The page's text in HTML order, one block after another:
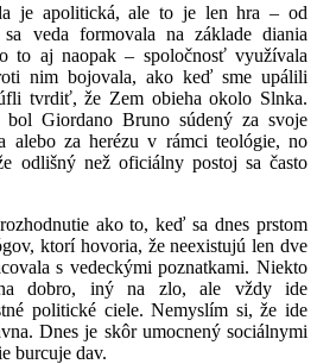
je apolitická, ale to je len hra – od
veda formovala na základe diania
to aj naopak – spoločnosť využívala
nim bojovala, ako keď sme upálili
tvrdiť, že Zem obieha okolo Slnka.
Giordano Bruno súdený za svoje
alebo za herézu v rámci teológie, no
odlišný než oficiálny postoj sa často
ako to, keď sa dnes prstom
ktorí hovoria, že neexistujú len dve
s vedeckými poznatkami. Niekto
dobro, iný na zlo, ale vždy ide
politické ciele. Nemyslím si, že ide
Dnes je skôr umocnený sociálnymi
burcuje dav.